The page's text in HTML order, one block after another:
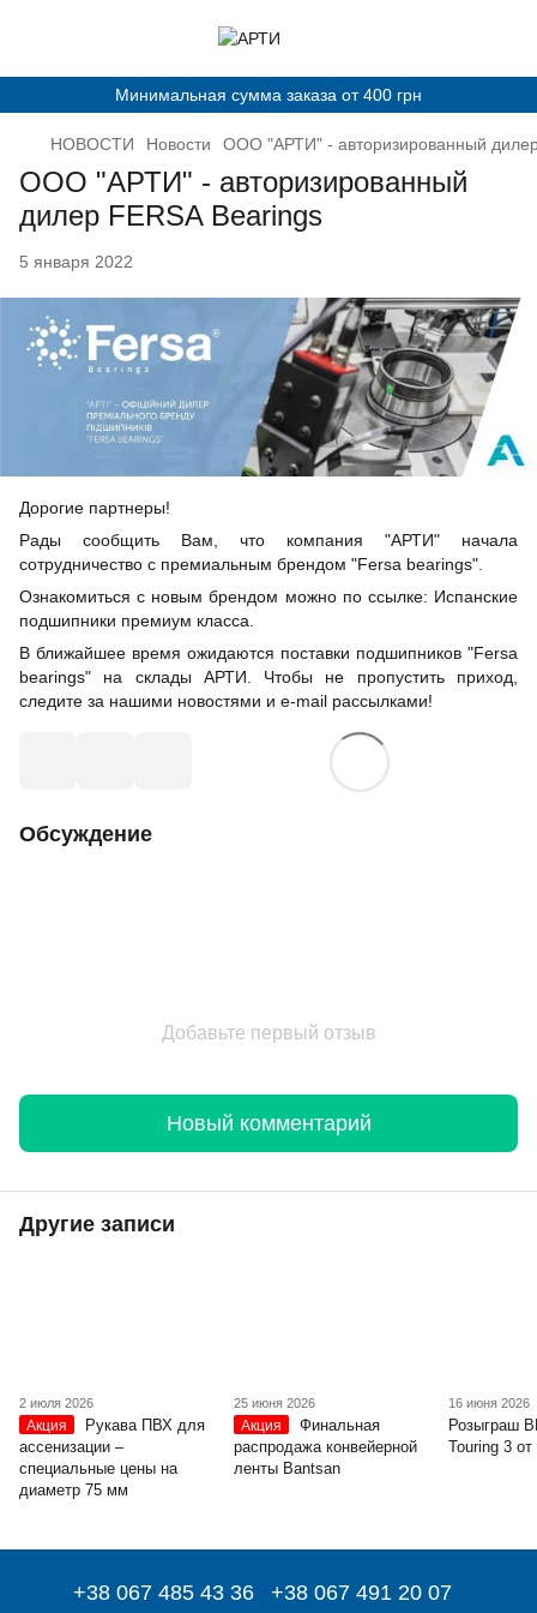
Минимальная сумма заказа от 400 грн
НОВОСТИ Новости ООО "АРТИ" - авторизированный
ООО "АРТИ" - авторизированный
дилер FERSA Bearings
5 января 2022
Дорогие партнеры!
Рады сообщить Вам, что компания "АРТИ" начала
сотрудничество с премиальным брендом "Fersa bearings".
Ознакомиться с новым брендом можно по ссылке: Испанские
подшипники премиум класса.
В ближайшее время ожидаются поставки подшипников "Fersa
bearings" на склады АРТИ. Чтобы не пропустить приход,
следите за нашими новостями и e-mail рассылками!
Обсуждение
Добавьте первый отзыв
Новый комментарий
Другие записи
2 июля 2026
Акция
Рукава ПВХ для
ассенизации –
специальные цены на
диаметр 75 мм
25 июня 2026
Акция
Финальная
распродажа конвейерной
ленты Bantsan
16 июня 2026
Розыграш
Touring 3
+38 067 485 43 36 +38 067 491 20 07